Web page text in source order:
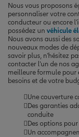
Nous vous proposons
personnaliser votre
conducteur ou encore
possédez un véhicule
Nous avons aussi des
nouveaux modes de
savoir plus, n'hésitez
contacter l'un de nos
meilleure formule pour
besoins et de votre
Une couverture
Des garanties
conduite
Des options
Un